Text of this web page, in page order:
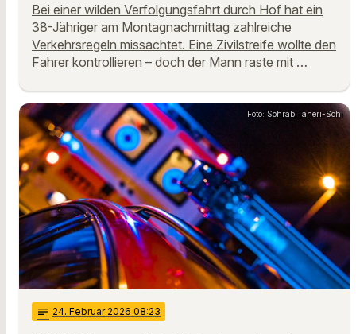
Bei einer wilden Verfolgungsfahrt durch Hof hat ein
38-Jähriger am Montagnachmittag zahlreiche
Verkehrsregeln missachtet. Eine Zivilstreife wollte den
Fahrer kontrollieren – doch der Mann raste mit …
Foto: Sohrab Taheri-Sohi
notes 24. Februar 2026 08:23